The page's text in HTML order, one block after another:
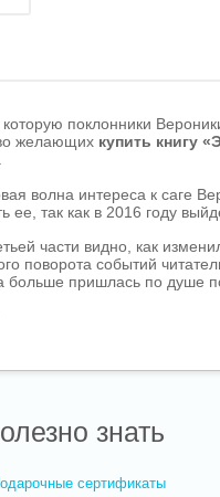
которую поклонники
желающих купить книгу
волна интереса к саге
ее, так как в 2016 году
части видно, как
поворота событий
больше пришлась по душе
стоит.
знать
сертификаты